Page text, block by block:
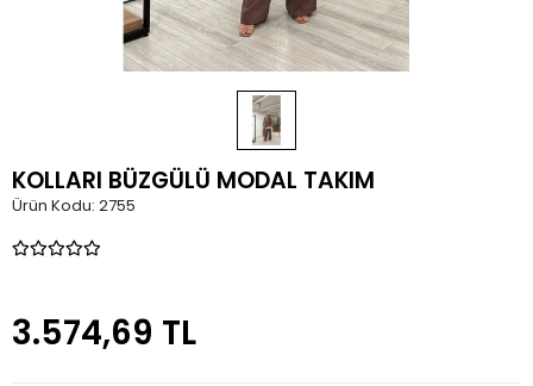
KOLLARI BÜZGÜLÜ MODAL TAKIM
Ürün Kodu: 2755
3.574,69 TL